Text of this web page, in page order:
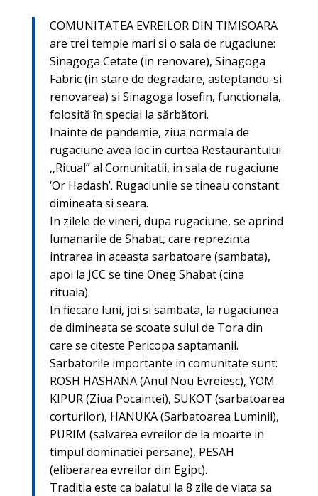
COMUNITATEA EVREILOR DIN TIMISOARA
are trei temple mari si o sala de rugaciune:
Sinagoga Cetate (in renovare), Sinagoga
Fabric (in stare de degradare, asteptandu-si
renovarea) si Sinagoga Iosefin, functionala,
folosită în special la sărbători.
Inainte de pandemie, ziua normala de
rugaciune avea loc in curtea Restaurantului
,,Ritual” al Comunitatii, in sala de rugaciune
‘Or Hadash’. Rugaciunile se tineau constant
dimineata si seara.
In zilele de vineri, dupa rugaciune, se aprind
lumanarile de Shabat, care reprezinta
intrarea in aceasta sarbatoare (sambata),
apoi la JCC se tine Oneg Shabat (cina
rituala).
In fiecare luni, joi si sambata, la rugaciunea
de dimineata se scoate sulul de Tora din
care se citeste Pericopa saptamanii.
Sarbatorile importante in comunitate sunt:
ROSH HASHANA (Anul Nou Evreiesc), YOM
KIPUR (Ziua Pocaintei), SUKOT (sarbatoarea
corturilor), HANUKA (Sarbatoarea Luminii),
PURIM (salvarea evreilor de la moarte in
timpul dominatiei persane), PESAH
(eliberarea evreilor din Egipt).
Traditia este ca baiatul la 8 zile de viata sa